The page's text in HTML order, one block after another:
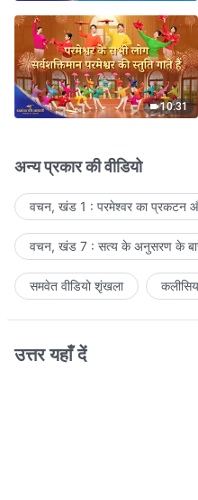
10:31
अन्य प्रकार की वीडियो
वचन, खंड 1 : परमेश्वर का प्रकटन और
वचन, खंड 7 : सत्य के अनुसरण के बारे
समवेत वीडियो शृंखला
उत्तर यहाँ दें